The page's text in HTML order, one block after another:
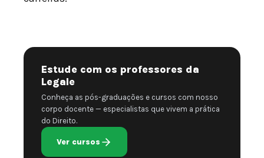
Estude com os professores da
Legale
Conheça as pós-graduações e cursos com nosso
corpo docente — especialistas que vivem a prática
do Direito.
Ver cursos